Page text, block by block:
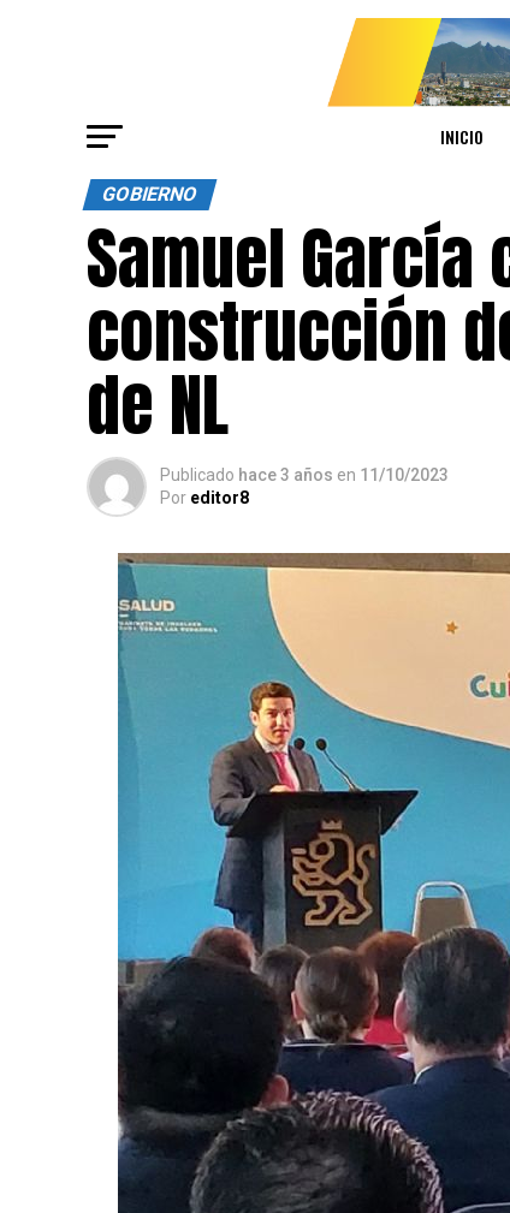
INICIO
GOBIERNO
Samuel
construcción
de NL
Publicado hace 3 años en 11/10/2023
Por editor8